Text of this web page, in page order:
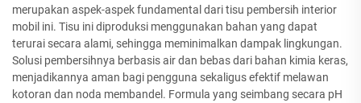
merupakan aspek-aspek fundamental dari tisu pembersih interior
mobil ini. Tisu ini diproduksi menggunakan bahan yang dapat
terurai secara alami, sehingga meminimalkan dampak lingkungan.
Solusi pembersihnya berbasis air dan bebas dari bahan kimia keras,
menjadikannya aman bagi pengguna sekaligus efektif melawan
kotoran dan noda membandel. Formula yang seimbang secara pH